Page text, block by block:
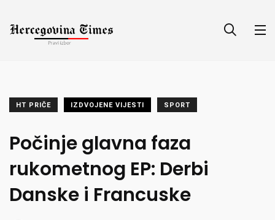
HT PRIČE IZDVOJENE VIJESTI SPORT
Počinje glavna faza
rukometnog EP: Derbi
Danske i Francuske